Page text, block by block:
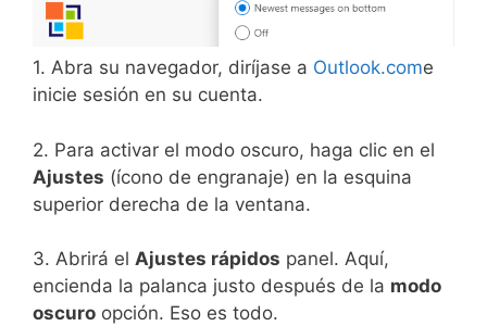
1. Abra su navegador, diríjase a Outlook.come
inicie sesión en su cuenta.
2. Para activar el modo oscuro, haga clic en el
Ajustes (ícono de engranaje) en la esquina
superior derecha de la ventana.
3. Abrirá el Ajustes rápidos panel. Aquí,
encienda la palanca justo después de la modo
oscuro opción. Eso es todo.